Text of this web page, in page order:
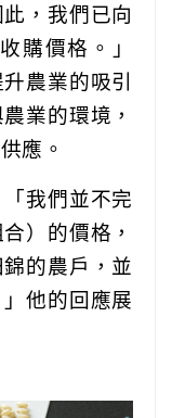
，我們已向
購價格。」
農業的吸引
業的環境，
應。
我們並不完
）的價格，
的農戶，並
他的回應展